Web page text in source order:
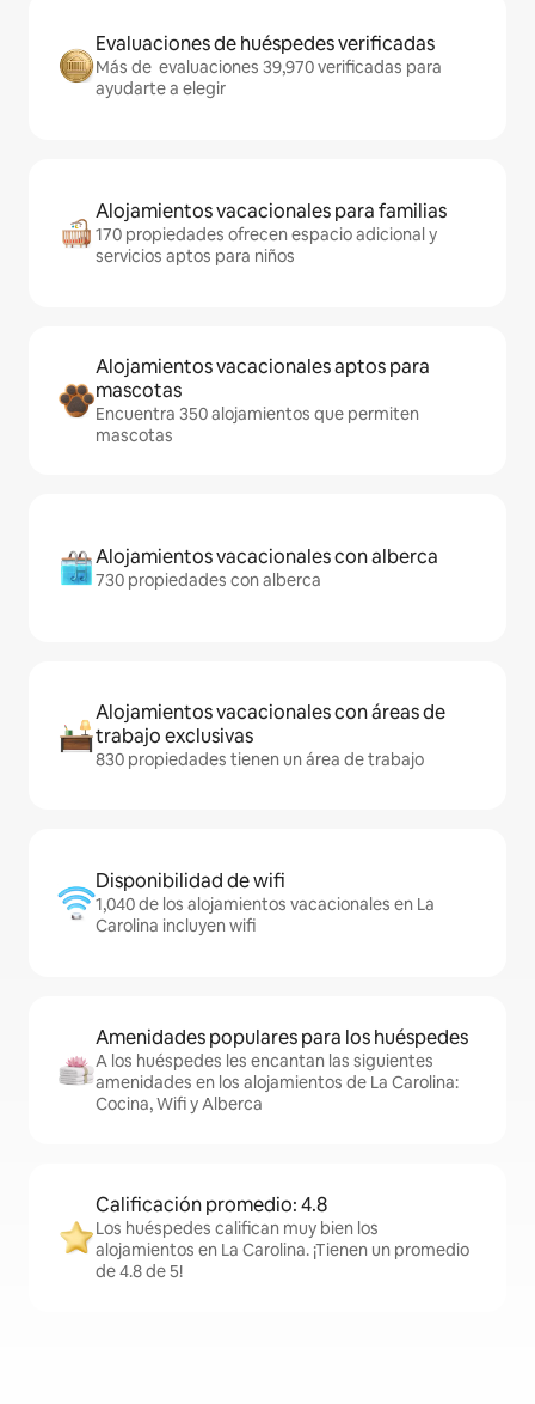
Evaluaciones de huéspedes verificadas
Más de evaluaciones 39,970 verificadas para
ayudarte a elegir
Alojamientos vacacionales para familias
170 propiedades ofrecen espacio adicional y
servicios aptos para niños
Alojamientos vacacionales aptos para
mascotas
Encuentra 350 alojamientos que permiten
mascotas
Alojamientos vacacionales con alberca
730 propiedades con alberca
Alojamientos vacacionales con áreas de
trabajo exclusivas
830 propiedades tienen un área de trabajo
Disponibilidad de wifi
1,040 de los alojamientos vacacionales en La
Carolina incluyen wifi
Amenidades populares para los huéspedes
A los huéspedes les encantan las siguientes
amenidades en los alojamientos de La Carolina:
Cocina, Wifi y Alberca
Calificación promedio: 4.8
Los huéspedes califican muy bien los
alojamientos en La Carolina. ¡Tienen un promedio
de 4.8 de 5!